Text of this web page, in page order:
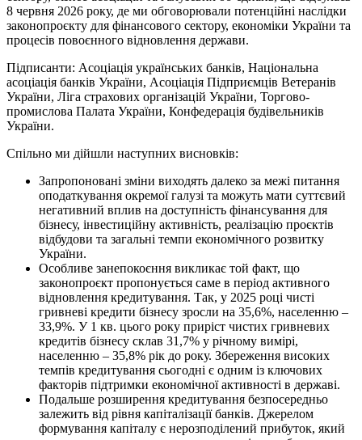
8 червня 2026 року, де ми обговорювали потенційні наслідки
законопроєкту для фінансового сектору, економіки України та
процесів повоєнного відновлення держави.
Підписанти: Асоціація українських банків, Національна
асоціація банків України, Асоціація Підприємців Ветеранів
України, Ліга страхових організацій України, Торгово-
промислова Палата України, Конфедерація будівельників
України.
Спільно ми дійшли наступних висновків:
Запропоновані зміни виходять далеко за межі питання
оподаткування окремої галузі та можуть мати суттєвий
негативний вплив на доступність фінансування для
бізнесу, інвестиційну активність, реалізацію проєктів
відбудови та загальні темпи економічного розвитку
України.
Особливе занепокоєння викликає той факт, що
законопроєкт пропонується саме в період активного
відновлення кредитування. Так, у 2025 році чисті
гривневі кредити бізнесу зросли на 35,6%, населенню –
33,9%. У 1 кв. цього року приріст чистих гривневих
кредитів бізнесу склав 31,7% у річному вимірі,
населенню – 35,8% рік до року. Збереження високих
темпів кредитування сьогодні є одним із ключових
факторів підтримки економічної активності в державі.
Подальше розширення кредитування безпосередньо
залежить від рівня капіталізації банків. Джерелом
формування капіталу є нерозподілений прибуток, який